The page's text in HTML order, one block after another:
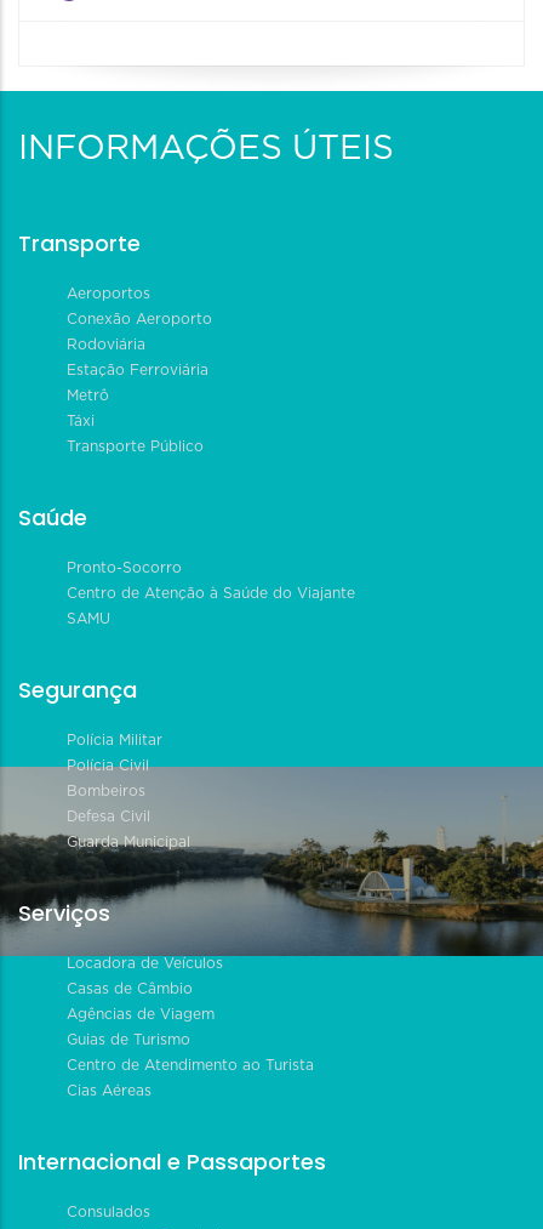
INFORMAÇÕES ÚTEIS
Transporte
Aeroportos
Conexão Aeroporto
Rodoviária
Estação Ferroviária
Metrô
Táxi
Transporte Público
Saúde
Pronto-Socorro
Centro de Atenção à Saúde do Viajante
SAMU
Segurança
Polícia Militar
Polícia Civil
Bombeiros
Defesa Civil
Guarda Municipal
Serviços
Locadora de Veículos
Casas de Câmbio
Agências de Viagem
Guias de Turismo
Centro de Atendimento ao Turista
Cias Aéreas
Internacional e Passaportes
Consulados